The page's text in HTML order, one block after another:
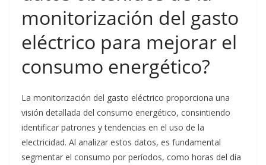
monitorización del gasto
eléctrico para mejorar el
consumo energético?
La monitorización del gasto eléctrico proporciona una
visión detallada del consumo energético, consintiendo
identificar patrones y tendencias en el uso de la
electricidad. Al analizar estos datos, es fundamental
segmentar el consumo por períodos, como horas del día